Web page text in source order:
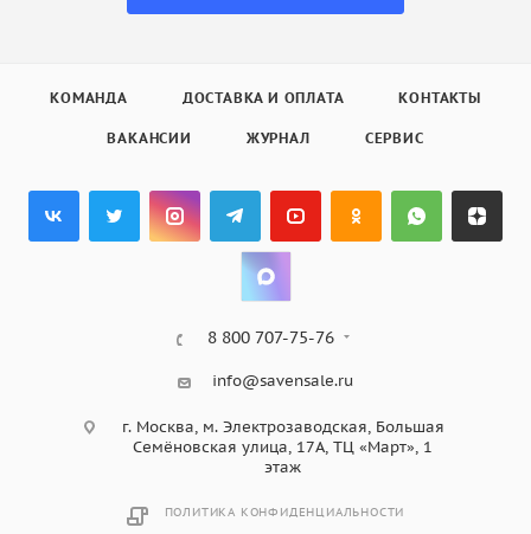
КОМАНДА ДОСТАВКА И ОПЛАТА КОНТАКТЫ
ВАКАНСИИ ЖУРНАЛ СЕРВИС
8 800 707-75-76
info@savensale.ru
г. Москва, м. Электрозаводская, Большая
Семёновская улица, 17А, ТЦ «Март», 1
этаж
ПОЛИТИКА КОНФИДЕНЦИАЛЬНОСТИ